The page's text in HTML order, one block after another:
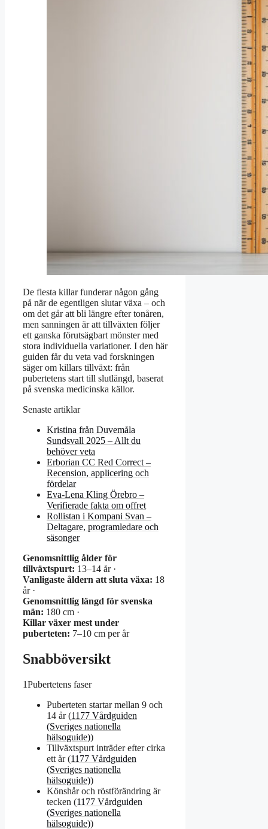
De flesta killar funderar någon gång
på när de egentligen slutar växa – och
om det går att bli längre efter tonåren,
men sanningen är att tillväxten följer
ett ganska förutsägbart mönster med
stora individuella variationer. I den här
guiden får du veta vad forskningen
säger om killars tillväxt: från
pubertetens start till slutlängd, baserat
på svenska medicinska källor.
Senaste artiklar
Kristina från Duvemåla
Sundsvall 2025 – Allt du
behöver veta
Erborian CC Red Correct –
Recension, applicering och
fördelar
Eva-Lena Kling Örebro –
Verifierade fakta om offret
Rollistan i Kompani Svan –
Deltagare, programledare och
säsonger
Genomsnittlig ålder för
tillväxtspurt: 13–14 år ·
Vanligaste åldern att sluta växa: 18
år ·
Genomsnittlig längd för svenska
män: 180 cm ·
Killar växer mest under
puberteten: 7–10 cm per år
Snabböversikt
1Pubertetens faser
Puberteten startar mellan 9 och
14 år (1177 Vårdguiden
(Sveriges nationella
hälsoguide))
Tillväxtspurt inträder efter cirka
ett år (1177 Vårdguiden
(Sveriges nationella
hälsoguide))
Könshår och röstförändring är
tecken (1177 Vårdguiden
(Sveriges nationella
hälsoguide))